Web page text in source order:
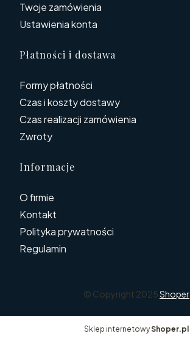
Twoje zamówienia
Ustawienia konta
Płatności i dostawa
Formy płatności
Czas i koszty dostawy
Czas realizacji zamówienia
Zwroty
Informacje
O firmie
Kontakt
Polityka prywatności
Regulamin
© Copyright 2025Shoper
Sklep internetowyShoper.pl